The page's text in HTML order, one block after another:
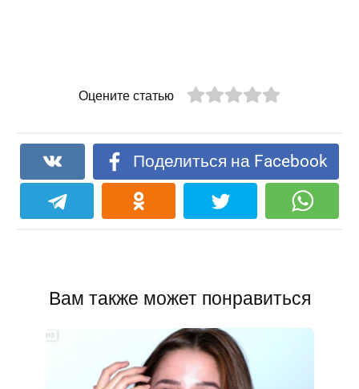
Оцените статью
Поделиться на Facebook
Вам также может понравиться